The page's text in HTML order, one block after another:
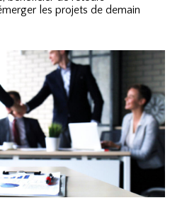
les projets de demain